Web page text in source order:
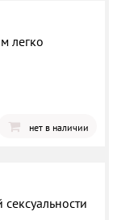
легко
нет в наличии